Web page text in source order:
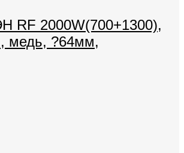
RF 2000W(700+1300),
медь, ?64мм,